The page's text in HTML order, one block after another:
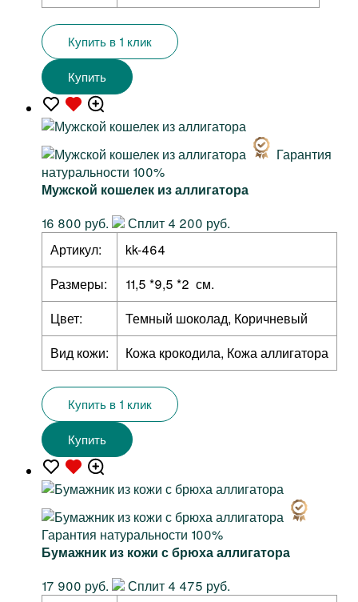
Купить в 1 клик
Купить
Гарантия
натуральности 100%
Мужской кошелек из аллигатора
16 800 руб.
Сплит 4 200 руб.
Артикул:
kk-464
Размеры:
11,5 *9,5 *2 см.
Цвет:
Темный шоколад, Коричневый
Вид кожи:
Кожа крокодила, Кожа аллигатора
Купить в 1 клик
Купить
Гарантия натуральности 100%
Бумажник из кожи с брюха аллигатора
17 900 руб.
Сплит 4 475 руб.